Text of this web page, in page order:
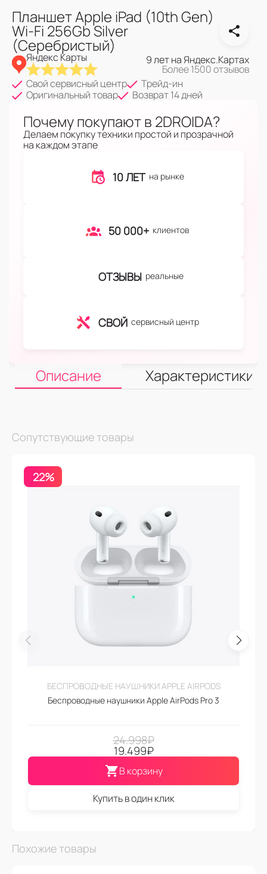
Планшет Apple iPad (10th Gen)
Wi-Fi 256Gb Silver
(Серебристый)
Яндекс Карты 9 лет на Яндекс.Картах
Более 1500 отзывов
Свой сервисный центр
Трейд-ин
Оригинальный товар
Возврат 14 дней
Почему покупают в 2DROIDA?
Делаем покупку техники простой и прозрачной
на каждом этапе
10 ЛЕТ на рынке
50 000+ клиентов
ОТЗЫВЫ реальные
СВОЙ сервисный центр
Описание Характеристики
Сопутствующие товары
22%
БЕСПРОВОДНЫЕ НАУШНИКИ APPLE AIRPODS
Беспроводные наушники Apple AirPods Pro 3
24.998₽
19.499₽
В корзину
Купить в один клик
Похожие товары